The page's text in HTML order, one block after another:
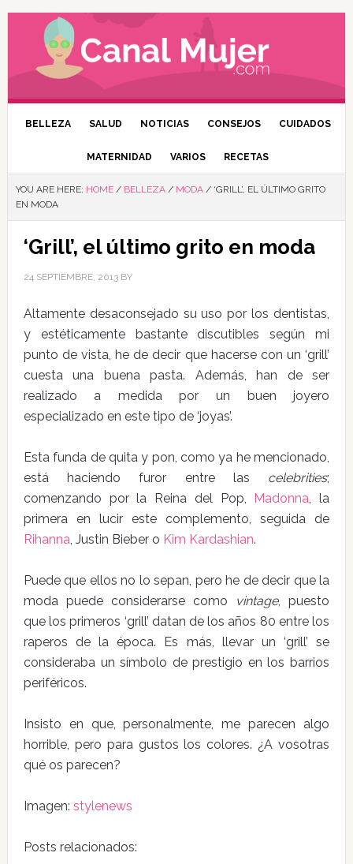
BELLEZA SALUD NOTICIAS CONSEJOS CUIDADOS
MATERNIDAD VARIOS RECETAS
YOU ARE HERE: HOME / BELLEZA / MODA /‘GRILL’, EL ÚLTIMO GRITO
EN MODA
‘Grill’, el último grito en moda
24 SEPTIEMBRE, 2013BY
Altamente desaconsejado su uso por los dentistas,
y estéticamente bastante discutibles según mi
punto de vista, he de decir que hacerse con un ‘grill’
cuesta una buena pasta. Además, han de ser
realizado a medida por un buen joyero
especializado en este tipo de ‘joyas’.
Esta funda de quita y pon, como ya he mencionado,
está haciendo furor entre las celebrities;
comenzando por la Reina del Pop, Madonna, la
primera en lucir este complemento, seguida de
Rihanna, Justin Bieber o Kim Kardashian.
Puede que ellos no lo sepan, pero he de decir que la
moda puede considerarse como
vintage, puesto
que los primeros ‘grill’ datan de los años 80 entre los
raperos de la época. Es más, llevar un ‘grill’ se
consideraba un símbolo de prestigio en los barrios
periféricos.
Insisto en que, personalmente, me parecen algo
horrible, pero para gustos los colores. ¿A vosotras
qué os parecen?
Imagen: stylenews
Posts relacionados: